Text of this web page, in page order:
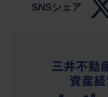
SNSシェア